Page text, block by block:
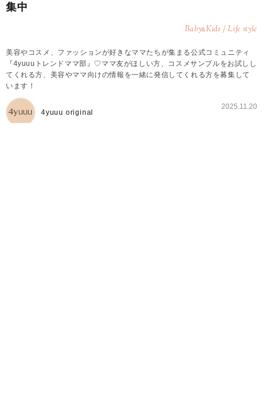
集中
Baby&Kids / Life style
美容やコスメ、ファッションが好きなママたちが集まる公式コミュニティ
『4yuuuトレンドママ部』♡ママ友がほしい方、コスメサンプルをお試しし
てくれる方、美容やママ向けの情報を一緒に発信してくれる方を募集して
います！
4yuuu original
2025.11.20